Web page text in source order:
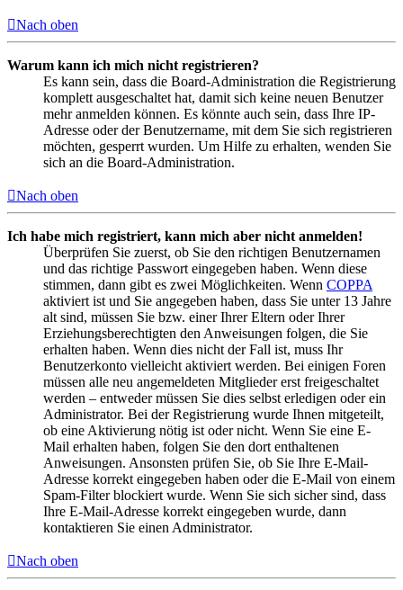
Nach oben
Warum kann ich mich nicht registrieren?
Es kann sein, dass die Board-Administration die Registrierung
komplett ausgeschaltet hat, damit sich keine neuen Benutzer
mehr anmelden können. Es könnte auch sein, dass Ihre IP-
Adresse oder der Benutzername, mit dem Sie sich registrieren
möchten, gesperrt wurden. Um Hilfe zu erhalten, wenden Sie
sich an die Board-Administration.
Nach oben
Ich habe mich registriert, kann mich aber nicht anmelden!
Überprüfen Sie zuerst, ob Sie den richtigen Benutzernamen
und das richtige Passwort eingegeben haben. Wenn diese
stimmen, dann gibt es zwei Möglichkeiten. Wenn COPPA
aktiviert ist und Sie angegeben haben, dass Sie unter 13 Jahre
alt sind, müssen Sie bzw. einer Ihrer Eltern oder Ihrer
Erziehungsberechtigten den Anweisungen folgen, die Sie
erhalten haben. Wenn dies nicht der Fall ist, muss Ihr
Benutzerkonto vielleicht aktiviert werden. Bei einigen Foren
müssen alle neu angemeldeten Mitglieder erst freigeschaltet
werden – entweder müssen Sie dies selbst erledigen oder ein
Administrator. Bei der Registrierung wurde Ihnen mitgeteilt,
ob eine Aktivierung nötig ist oder nicht. Wenn Sie eine E-
Mail erhalten haben, folgen Sie den dort enthaltenen
Anweisungen. Ansonsten prüfen Sie, ob Sie Ihre E-Mail-
Adresse korrekt eingegeben haben oder die E-Mail von einem
Spam-Filter blockiert wurde. Wenn Sie sich sicher sind, dass
Ihre E-Mail-Adresse korrekt eingegeben wurde, dann
kontaktieren Sie einen Administrator.
Nach oben